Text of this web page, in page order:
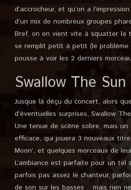
d’accrocheur, et qu’on a
d’un mix de nombreux groupes
Bref, on en vient vite à squatter la
se remplit petit à petit (le
pousse à voir les 2 derniers
Swallow The Sun
Jusque là déçu du concert, alors
d’éventuelles surprises, Swallow
Une tenue de scène sobre, mais
efficace, qui jouera 3 nouveaux
Moon’, et quelques morceaux de
L’ambiance est parfaite pour un tel
parfois pas assez le chanteur,
de son sur les basses .. mais rien